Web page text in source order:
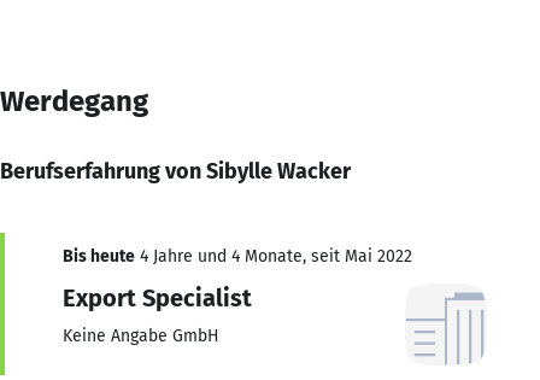
Werdegang
Berufserfahrung von Sibylle Wacker
Bis heute 4 Jahre und 4 Monate, seit Mai 2022
Export Specialist
Keine Angabe GmbH